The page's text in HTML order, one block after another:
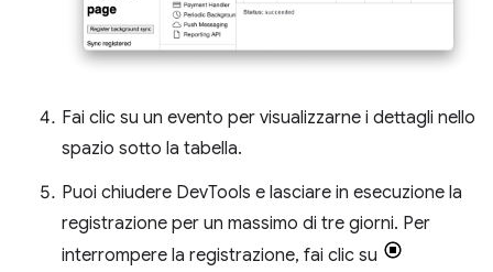
Fai clic su un evento per visualizzarne i dettagli nello
spazio sotto la tabella.
Puoi chiudere DevTools e lasciare in esecuzione la
registrazione per un massimo di tre giorni. Per
interrompere la registrazione, fai clic su